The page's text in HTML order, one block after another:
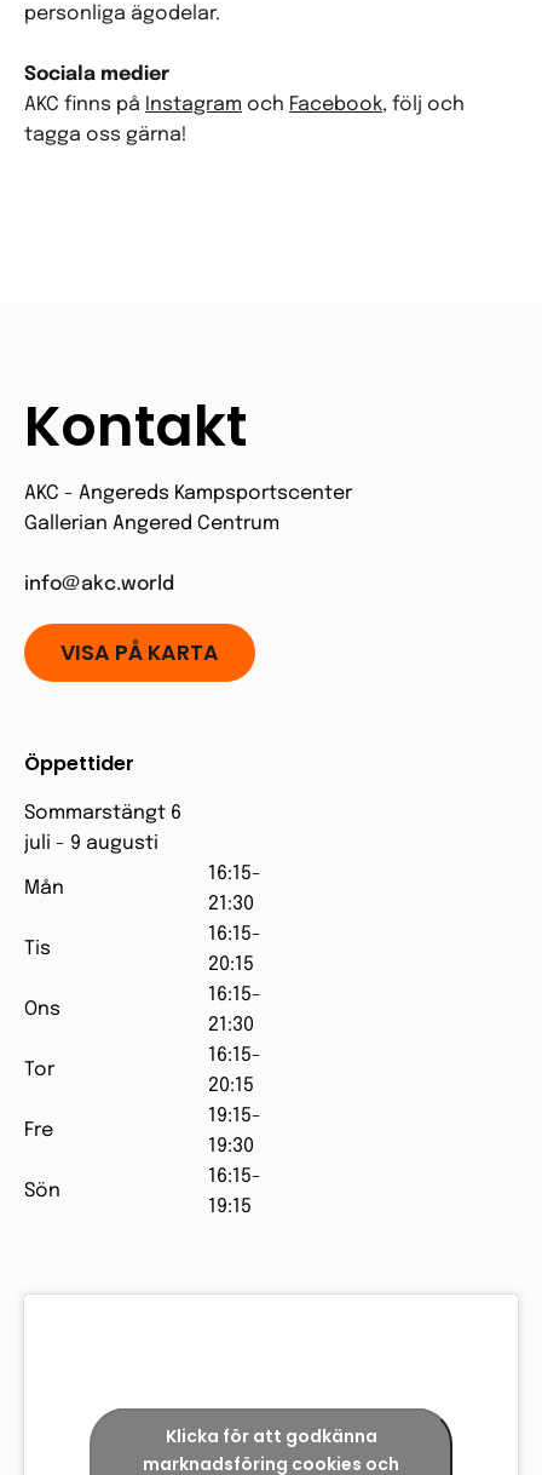
personliga ägodelar.
Sociala medier
AKC finns på Instagram och Facebook, följ och
tagga oss gärna!
Kontakt
AKC - Angereds Kampsportscenter
Gallerian Angered Centrum
info@akc.world
VISA PÅ KARTA
Öppettider
Sommarstängt 6
juli - 9 augusti
Mån
16:15-
21:30
Tis
16:15-
20:15
Ons
16:15-
21:30
Tor
16:15-
20:15
Fre
19:15-
19:30
Sön
16:15-
19:15
Klicka för att godkänna
marknadsföring cookies och